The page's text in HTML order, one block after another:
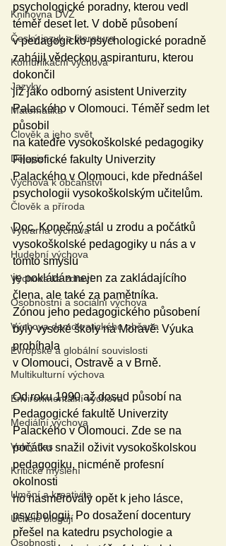
Knihovna DVZ
Český jazyk a literatura
Komunikační výchova
Jazyky
Matematika
Člověk a jeho svět
Dějepis
Výchova k občanství
Člověk a příroda
Výtvarná výchova
Hudební výchova
Výchova ke zdraví
Osobnostní a sociální výchova
Výchova demokratického občana
Evropské a globální souvislosti
Multikulturní výchova
Environmentální výchova
Mediální výchova
Volný čas
Kritické myšlení
Umění a kreativita
Učitelé blogují
Osobnosti
psychologické poradny, kterou vedl
téměř deset let. V době působení
v pedagogicko-psychologické poradně
zahájil vědeckou aspiranturu, kterou
dokončil
již jako odborný asistent Univerzity
Palackého v Olomouci. Téměř sedm let
působil
na katedře vysokoškolské pedagogiky
Filosofické fakulty Univerzity
Palackého v Olomouci, kde přednášel
psychologii vysokoškolským učitelům.
Doc. Konečný stál u zrodu a počátků
vysokoškolské pedagogiky u nás a v
tomto smyslu
je pokládán nejen za zakládajícího
člena, ale také za pamětníka.
Zónou jeho pedagogického působení
byly vysoké školy na Moravě. Výuka
probíhala
v Olomouci, Ostravě a v Brně.
Od roku 1990 až dosud působí na
Pedagogické fakultě Univerzity
Palackého v Olomouci. Zde se na
počátku snažil oživit vysokoškolskou
pedagogiku, nicméně profesní
okolnosti
ho nasměrovaly opět k jeho lásce,
psychologii. Po dosažení docentury
přešel na katedru psychologie a